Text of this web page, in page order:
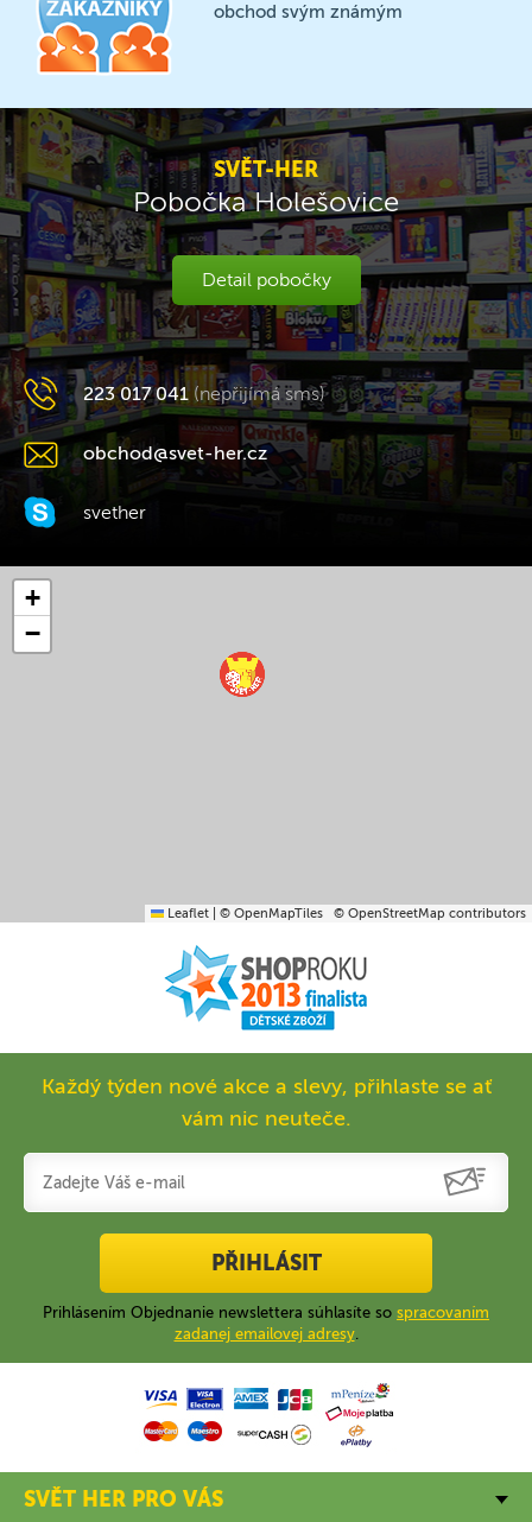
obchod svým známým
SVĚT-HER
Pobočka Holešovice
Detail pobočky
223 017 041 (nepřijímá sms)
obchod@svet-her.cz
svether
+
−
Leaflet © OpenMapTiles © OpenStreetMap contributors
Každý týden nové akce a slevy, přihlaste se ať
vám nic neuteče.
PŘIHLÁSIT
Prihlásením Objednanie newslettera súhlasíte so spracovaním
zadanej emailovej adresy.
SVĚT HER PRO VÁS